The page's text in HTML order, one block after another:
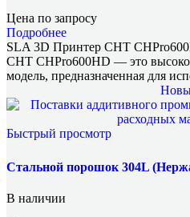
Цена по запросу
Подробнее
SLA 3D Принтер CHT
CHT CHPro600HD — это
модель, предназначенная для
Быстрый просмотр
Стальной порошок 304L
В наличии